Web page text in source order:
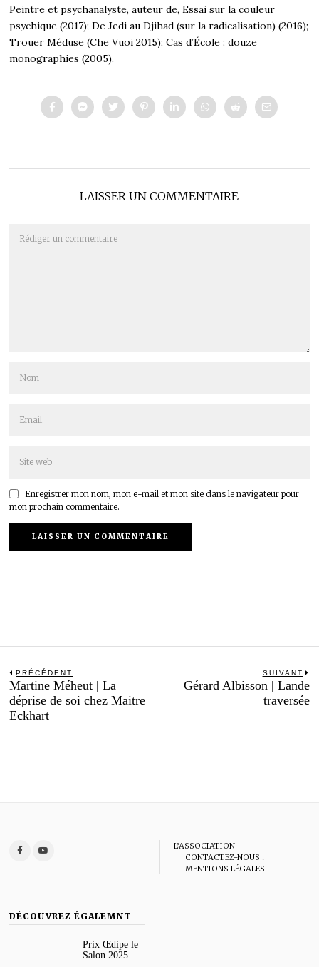
Peintre et psychanalyste, auteur de, Essai sur la couleur
psychique (2017); De Jedi au Djihad (sur la radicalisation) (2016);
Trouer Méduse (Che Vuoi 2015); Cas d’École : douze
monographies (2005).
LAISSER UN COMMENTAIRE
Enregistrer mon nom, mon e-mail et mon site dans le navigateur pour
mon prochain commentaire.
Navigation
de
l’article
PRÉCÉDENT
Previous
post:
Martine Méheut | La
déprise de soi chez Maitre
Eckhart
SUIVANT
Gérard Albisson | Lande
traversée
L’ASSOCIATION
CONTACTEZ-NOUS !
MENTIONS LÉGALES
DÉCOUVREZ ÉGALEMNT
Prix Œdipe le
Salon 2025